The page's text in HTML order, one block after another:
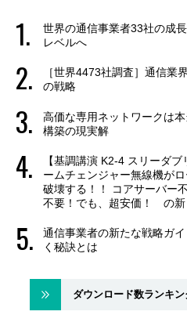
世界の通信事業者33社の成
レベルへ
［世界4473社調査］通信業
の戦略
高価な専用ネットワークは
構築の現実解
【基調講演 K2-4 スリーダ
ームチェンジャー無線機が
破壊する！！ コアサーバー
不要！でも、超安価！ の新
通信事業者の新たな戦略ガ
く秘訣とは
ダウンロード数ランキ